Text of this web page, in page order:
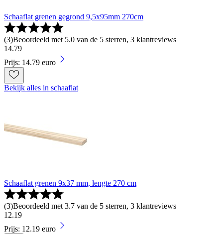
Schaaflat grenen gegrond 9,5x95mm 270cm
(3)Beoordeeld met 5.0 van de 5 sterren, 3 klantreviews
14.79
Prijs: 14.79 euro
Bekijk alles in schaaflat
Schaaflat grenen 9x37 mm, lengte 270 cm
(3)Beoordeeld met 3.7 van de 5 sterren, 3 klantreviews
12.19
Prijs: 12.19 euro